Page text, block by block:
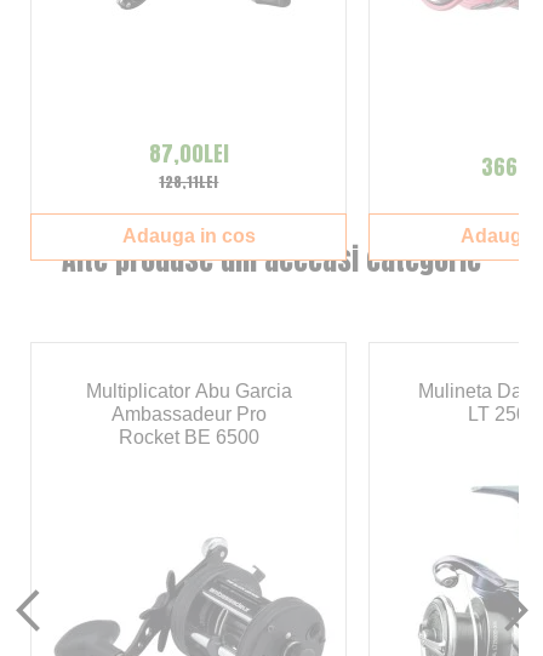
Alte produse din aceeasi categorie
Multiplicator Abu Garcia
Ambassadeur Pro
Rocket BE 6500
Mulineta
LT
128,11LEI
87,00LEI
Adauga in cos Adauga